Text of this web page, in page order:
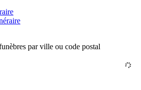
par ville ou code postal